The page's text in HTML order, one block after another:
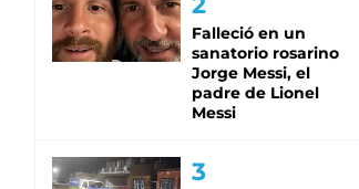
Falleció en un
sanatorio rosarino
Jorge Messi, el
padre de Lionel
Messi